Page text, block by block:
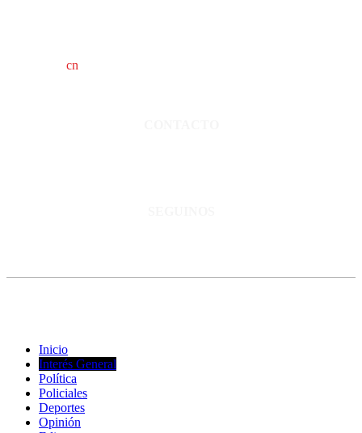
cn
Inicio
Interés General
Política
Policiales
Deportes
Opinión